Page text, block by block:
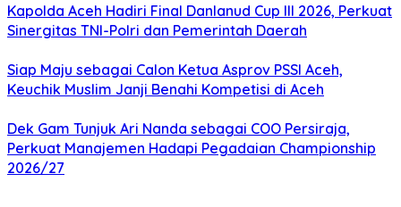
Kapolda Aceh Hadiri Final Danlanud Cup III 2026, Perkuat
Sinergitas TNI-Polri dan Pemerintah Daerah
Siap Maju sebagai Calon Ketua Asprov PSSI Aceh,
Keuchik Muslim Janji Benahi Kompetisi di Aceh
Dek Gam Tunjuk Ari Nanda sebagai COO Persiraja,
Perkuat Manajemen Hadapi Pegadaian Championship
2026/27